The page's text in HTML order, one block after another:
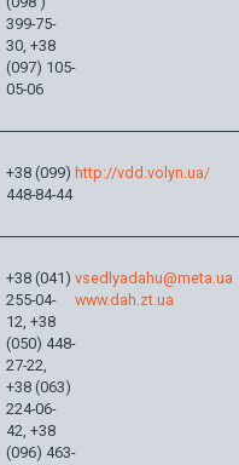
399-75-
30, +38
(097) 105-
05-06
+38 (099)
448-84-44
http://vdd.volyn.ua/
+38 (041)
255-04-
12, +38
(050) 448-
27-22,
+38 (063)
224-06-
42, +38
(096) 463-
vsedlyadahu@meta.ua
www.dah.zt.ua